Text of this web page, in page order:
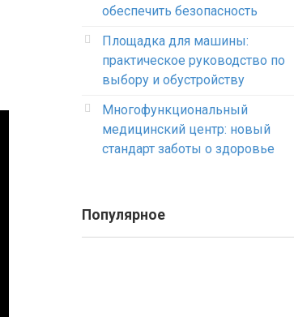
обеспечить безопасность
Площадка для машины:
практическое руководство по
выбору и обустройству
Многофункциональный
медицинский центр: новый
стандарт заботы о здоровье
Популярное